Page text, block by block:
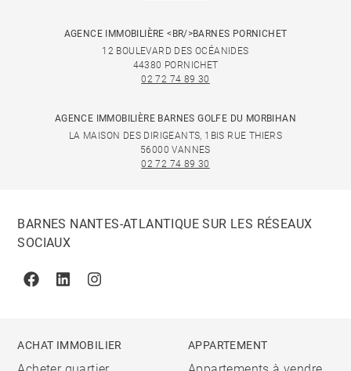
AGENCE IMMOBILIÈRE <BR/>BARNES PORNICHET
12 BOULEVARD DES OCÉANIDES
44380 PORNICHET
02 72 74 89 30
AGENCE IMMOBILIÈRE BARNES GOLFE DU MORBIHAN
LA MAISON DES DIRIGEANTS, 1BIS RUE THIERS
56000 VANNES
02 72 74 89 30
BARNES NANTES-ATLANTIQUE SUR LES RÉSEAUX
SOCIAUX
FacebookLinkedinInstagram
ACHAT IMMOBILIER APPARTEMENT